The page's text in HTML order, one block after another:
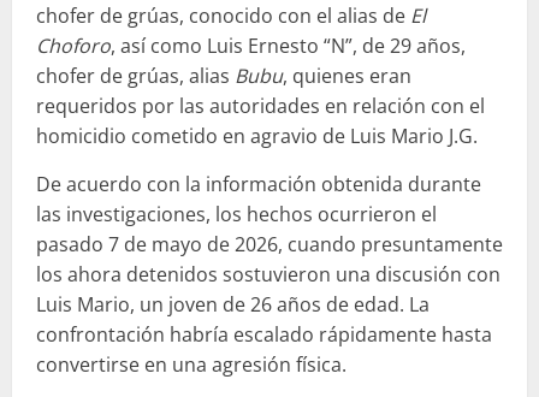
chofer de grúas, conocido con el alias de El
Choforo, así como Luis Ernesto “N”, de 29 años,
chofer de grúas, alias Bubu, quienes eran
requeridos por las autoridades en relación con el
homicidio cometido en agravio de Luis Mario J.G.
De acuerdo con la información obtenida durante
las investigaciones, los hechos ocurrieron el
pasado 7 de mayo de 2026, cuando presuntamente
los ahora detenidos sostuvieron una discusión con
Luis Mario, un joven de 26 años de edad. La
confrontación habría escalado rápidamente hasta
convertirse en una agresión física.